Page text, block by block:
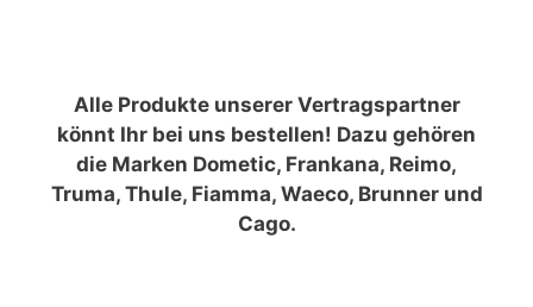
Alle Produkte unserer Vertragspartner
könnt Ihr bei uns bestellen! Dazu gehören
die Marken Dometic, Frankana, Reimo,
Truma, Thule, Fiamma, Waeco, Brunner und
Cago.